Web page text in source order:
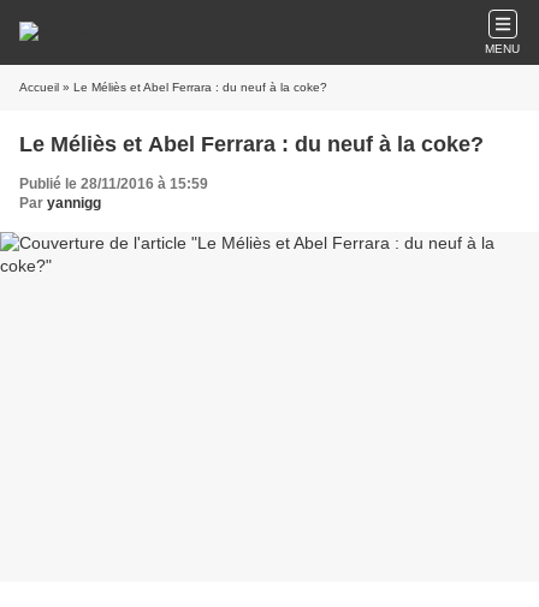
MENU
Accueil » Le Méliès et Abel Ferrara : du neuf à la coke?
Le Méliès et Abel Ferrara : du neuf à la coke?
Publié le 28/11/2016 à 15:59
Par yannigg